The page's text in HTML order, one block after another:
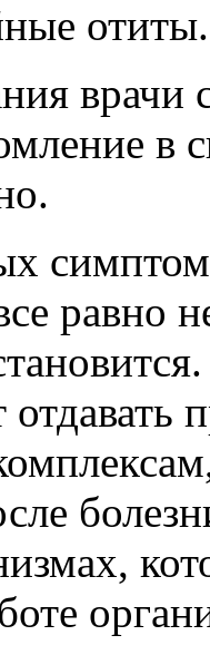
отиты.
врачи
в
равно
отдавать